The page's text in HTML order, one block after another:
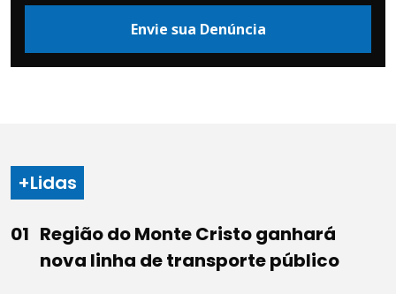
Envie sua Denúncia
+Lidas
Região do Monte Cristo ganhará
nova linha de transporte público